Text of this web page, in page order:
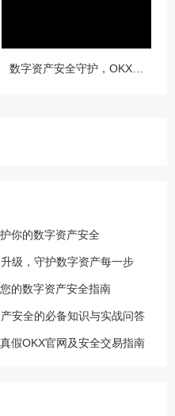
你的数字资产安全
级，守护数字资产每一步
的数字资产安全指南
安全的必备知识与实战问答
假OKX官网及安全交易指南